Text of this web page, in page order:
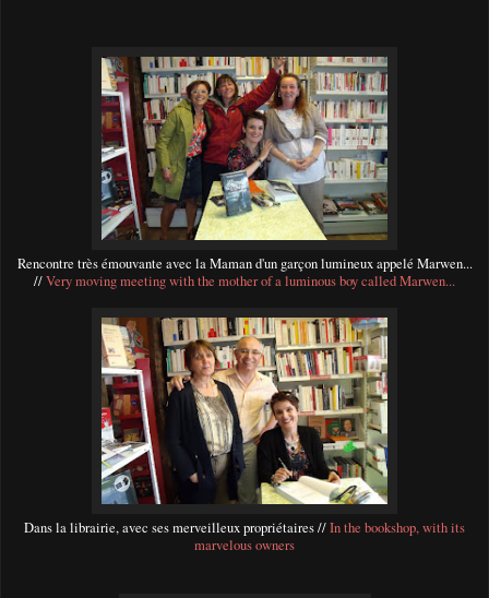
Rencontre très émouvante avec la Maman d'un garçon lumineux appelé Marwen...
//Very moving meeting with the mother of a luminous boy called Marwen...
Dans la librairie, avec ses merveilleux propriétaires //In the bookshop, with its
marvelous owners